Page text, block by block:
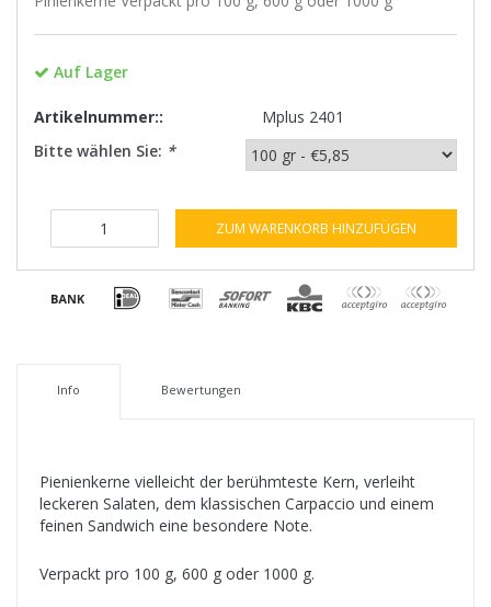
Auf Lager
Artikelnummer::
Mplus 2401
Bitte wählen Sie: *
ZUM WARENKORB HINZUFÜGEN
Info Bewertungen
Pienienkerne vielleicht der berühmteste Kern, verleiht
leckeren Salaten, dem klassischen Carpaccio und einem
feinen Sandwich eine besondere Note.
Verpackt pro 100 g, 600 g oder 1000 g.